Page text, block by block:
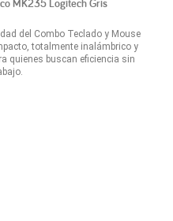
MK235 Logitech Gris
del Combo Teclado y Mouse
totalmente inalámbrico y
quienes buscan eficiencia sin